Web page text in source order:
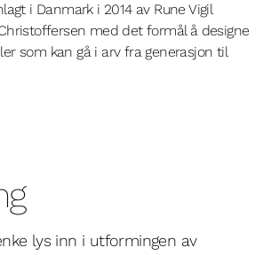
i Danmark i 2014 av Rune Vigil
med det formål å designe
som kan gå i arv fra generasjon til
lys inn i utformingen av